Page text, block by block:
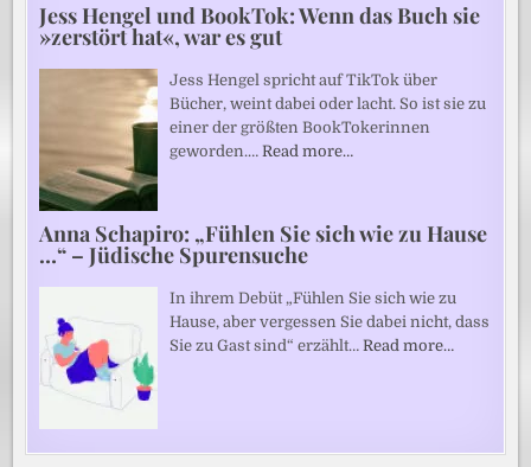
Jess Hengel und BookTok: Wenn das Buch sie
»zerstört hat«, war es gut
Jess Hengel spricht auf TikTok über
Bücher, weint dabei oder lacht. So ist sie zu
einer der größten BookTokerinnen
geworden.…Read more…
Anna Schapiro: „Fühlen Sie sich wie zu Hause
…“ – Jüdische Spurensuche
In ihrem Debüt „Fühlen Sie sich wie zu
Hause, aber vergessen Sie dabei nicht, dass
Sie zu Gast sind“ erzählt…Read more…